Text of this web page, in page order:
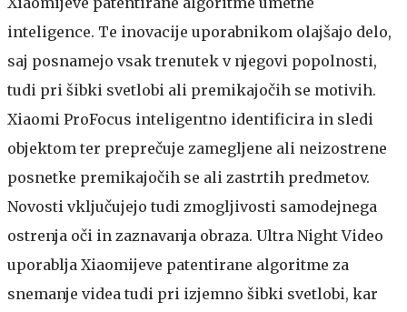
inteligence. Te inovacije uporabnikom olajšajo delo,
saj posnamejo vsak trenutek v njegovi popolnosti,
tudi pri šibki svetlobi ali premikajočih se motivih.
Xiaomi ProFocus inteligentno identificira in sledi
objektom ter preprečuje zamegljene ali neizostrene
posnetke premikajočih se ali zastrtih predmetov.
Novosti vključujejo tudi zmogljivosti samodejnega
ostrenja oči in zaznavanja obraza. Ultra Night Video
uporablja Xiaomijeve patentirane algoritme za
snemanje videa tudi pri izjemno šibki svetlobi, kar